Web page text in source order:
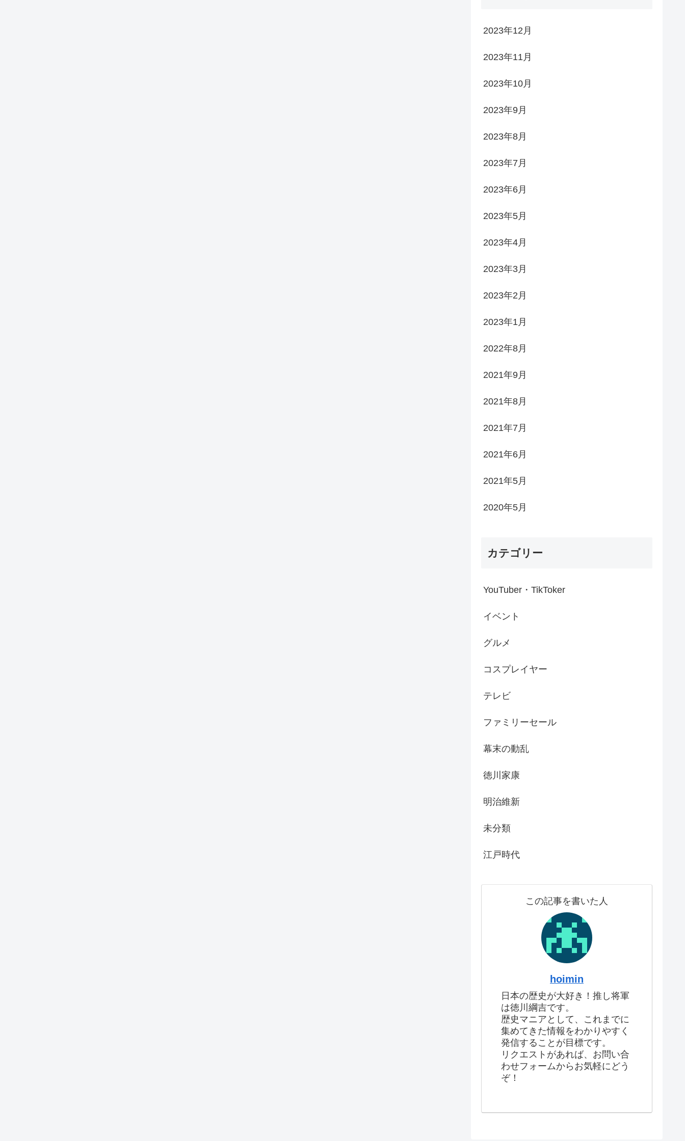
2023年12月
2023年11月
2023年10月
2023年9月
2023年8月
2023年7月
2023年6月
2023年5月
2023年4月
2023年3月
2023年2月
2023年1月
2022年8月
2021年9月
2021年8月
2021年7月
2021年6月
2021年5月
2020年5月
カテゴリー
YouTuber・TikToker
イベント
グルメ
コスプレイヤー
テレビ
ファミリーセール
幕末の動乱
徳川家康
明治維新
未分類
江戸時代
この記事を書いた人
hoimin
日本の歴史が大好き！推し将軍
は徳川綱吉です。
歴史マニアとして、これまでに
集めてきた情報をわかりやすく
発信することが目標です。
リクエストがあれば、お問い合
わせフォームからお気軽にどう
ぞ！